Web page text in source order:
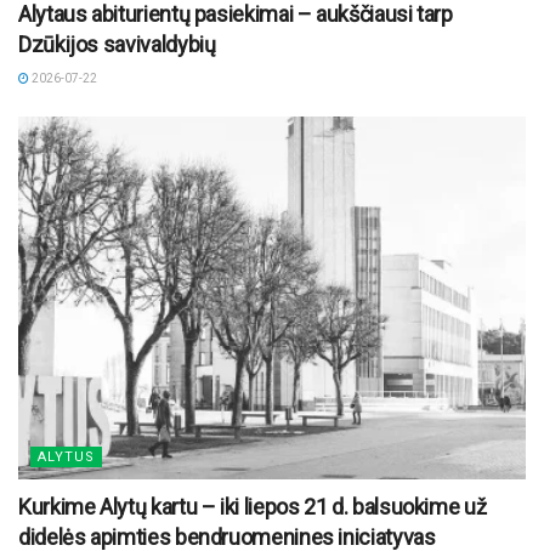
Alytaus abiturientų pasiekimai – aukščiausi tarp
Dzūkijos savivaldybių
2026-07-22
ALYTUS
Kurkime Alytų kartu – iki liepos 21 d. balsuokime už
didelės apimties bendruomenines iniciatyvas